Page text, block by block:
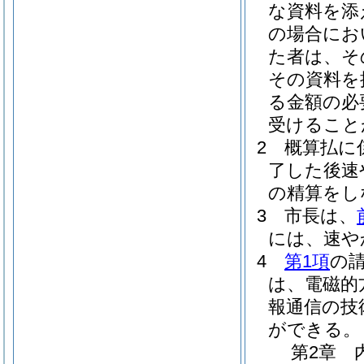
な資料を
の場合に
た者は、
その資料
る金額の
受けるこ
2
概算払に
了した後
の精算を
3
市長は、
には、速
4
第1項の
は、電磁的
報通信の
ができる。
第2章